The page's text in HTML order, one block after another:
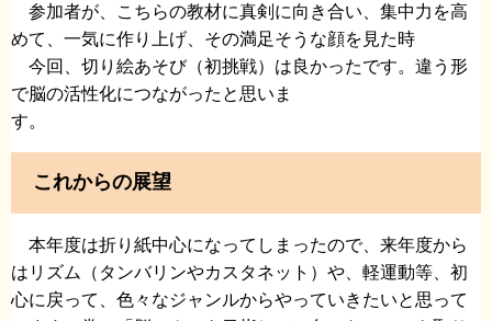
参加者が、こちらの教材に真剣に向き合い、集中力を高
めて、一気に作り上げ、その満足そうな顔を見た時
今回、切り絵あそび（初挑戦）は良かったです。違う形
で脳の活性化につながったと思いま
す。
これからの展望
本年度は折り紙中心になってしまったので、来年度から
はリズム（タンバリンやカスタネット）や、軽運動等、初
心に戻って、色々なジャンルからやっていきたいと思って